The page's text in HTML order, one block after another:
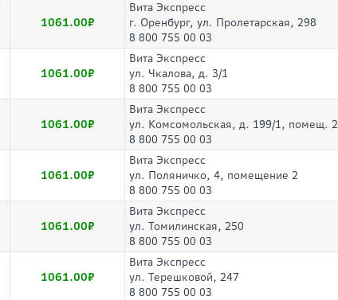
1061.00
Вита Экспресс
г. Оренбург, ул. Пролетарская, 298
8 800 755 00 03
1061.00
Вита Экспресс
ул. Чкалова, д. 3/1
8 800 755 00 03
1061.00
Вита Экспресс
ул. Комсомольская, д. 199/1, помещ. 2
8 800 755 00 03
1061.00
Вита Экспресс
ул. Поляничко, 4, помещение 2
8 800 755 00 03
1061.00
Вита Экспресс
ул. Томилинская, 250
8 800 755 00 03
1061.00
Вита Экспресс
ул. Терешковой, 247
8 800 755 00 03